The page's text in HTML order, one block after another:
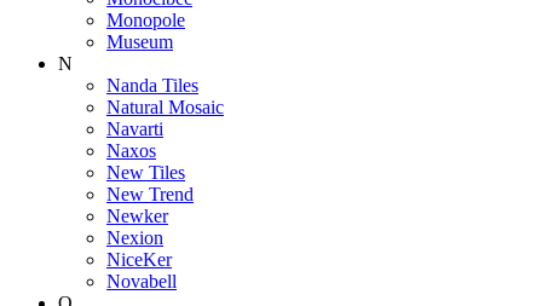
Monopole
Museum
N
Nanda Tiles
Natural Mosaic
Navarti
Naxos
New Tiles
New Trend
Newker
Nexion
NiceKer
Novabell